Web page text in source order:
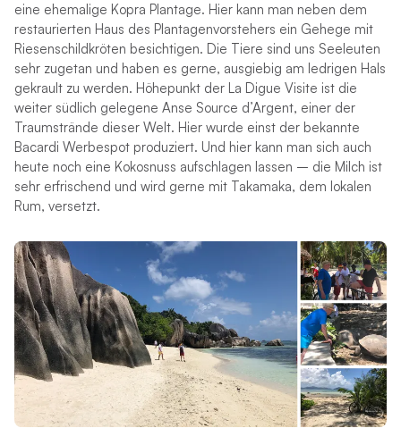
eine ehemalige Kopra Plantage. Hier kann man neben dem
restaurierten Haus des Plantagenvorstehers ein Gehege mit
Riesenschildkröten besichtigen. Die Tiere sind uns Seeleuten
sehr zugetan und haben es gerne, ausgiebig am ledrigen Hals
gekrault zu werden. Höhepunkt der La Digue Visite ist die
weiter südlich gelegene Anse Source d’Argent, einer der
Traumstrände dieser Welt. Hier wurde einst der bekannte
Bacardi Werbespot produziert. Und hier kann man sich auch
heute noch eine Kokosnuss aufschlagen lassen – die Milch ist
sehr erfrischend und wird gerne mit Takamaka, dem lokalen
Rum, versetzt.